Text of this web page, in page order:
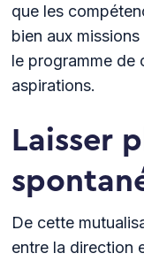
que les
bien aux
le programme de
aspirations.
Laisser
De cette
entre la direction